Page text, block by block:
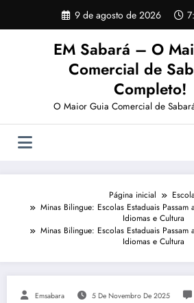
o
9 de agosto de 2026
EM Sabará – O
Comercial de
Completo!
O Maior Guia Comercial de
Página inicial
Minas Bilingue: Escolas Estaduais Passam
Idiomas e Cultura
Minas Bilingue: Escolas Estaduais Passam
Idiomas e Cultura
Emsabara 5 De Novembro De 2025